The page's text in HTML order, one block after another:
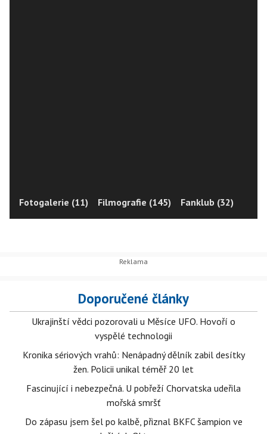
Fotogalerie (11) Filmografie (145) Fanklub (32)
Doporučené články
Ukrajinští vědci pozorovali u Měsíce UFO. Hovoří o
vyspělé technologii
Kronika sériových vrahů: Nenápadný dělník zabil desítky
žen. Policii unikal téměř 20 let
Fascinující i nebezpečná. U pobřeží Chorvatska udeřila
mořská smršť
Do zápasu jsem šel po kalbě, přiznal BKFC šampion ve